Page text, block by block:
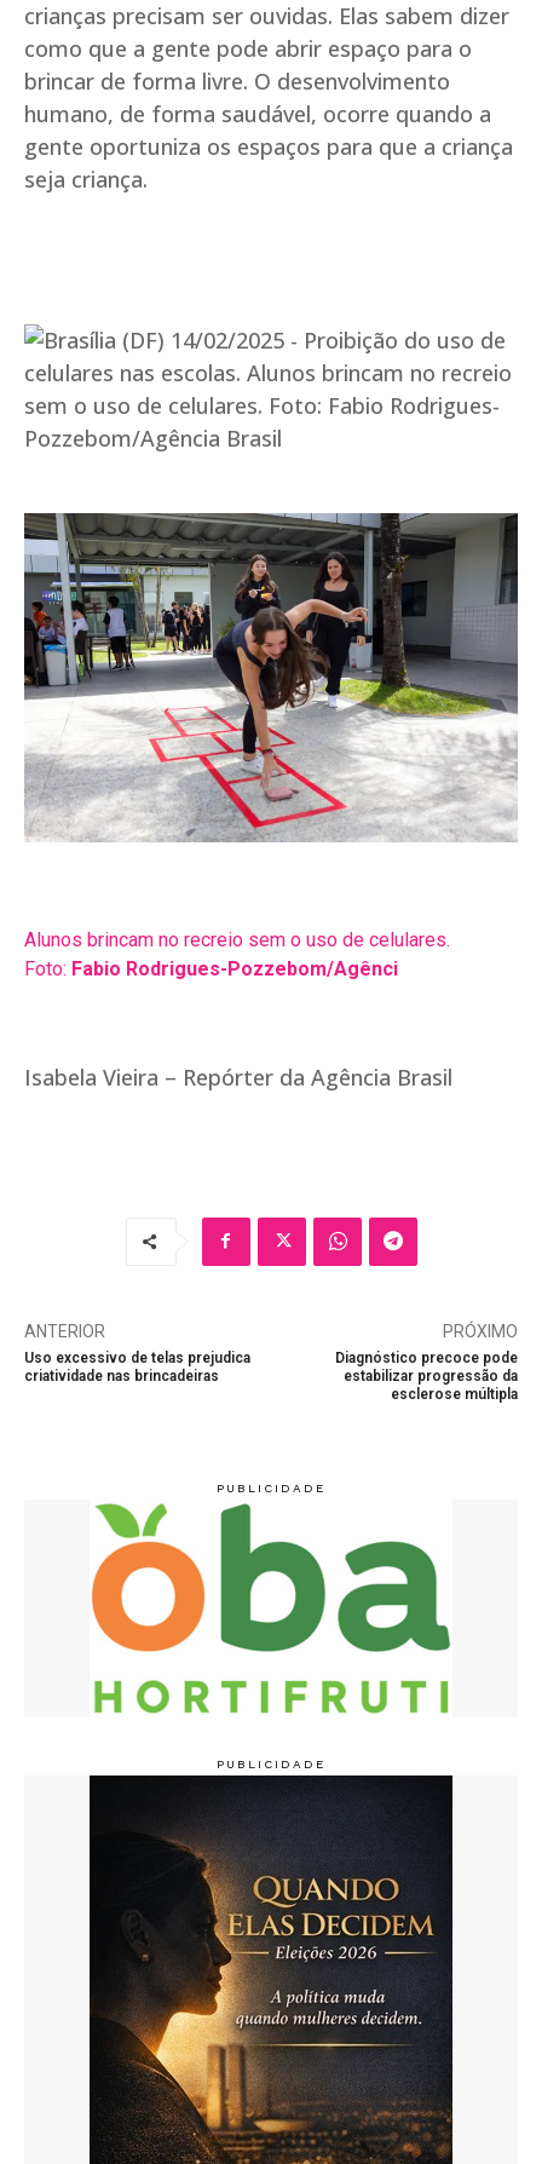
crianças precisam ser ouvidas. Elas sabem dizer
como que a gente pode abrir espaço para o
brincar de forma livre. O desenvolvimento
humano, de forma saudável, ocorre quando a
gente oportuniza os espaços para que a criança
seja criança.
Alunos brincam no recreio sem o uso de celulares.
Foto: Fabio Rodrigues-Pozzebom/Agênci
Isabela Vieira – Repórter da Agência Brasil
ANTERIOR
Uso excessivo de telas prejudica
criatividade nas brincadeiras
PRÓXIMO
Diagnóstico precoce pode
estabilizar progressão da
esclerose múltipla